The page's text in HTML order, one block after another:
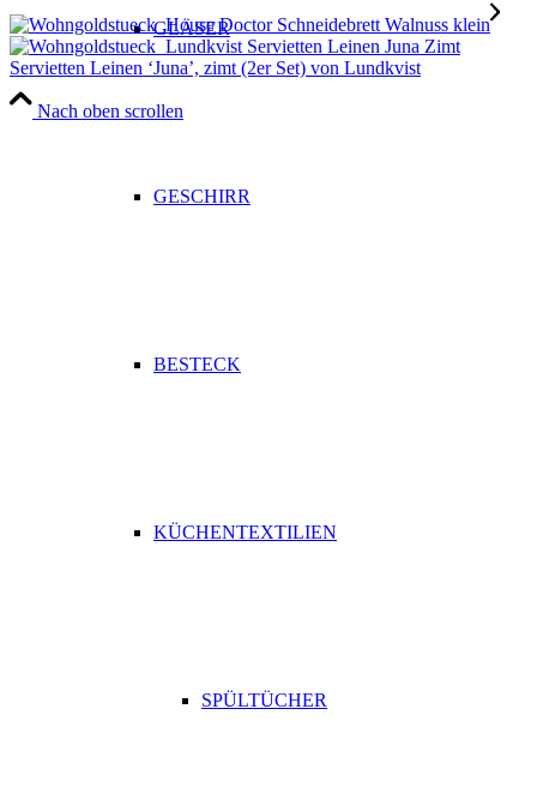
GLÄSER
GESCHIRR
BESTECK
KÜCHENTEXTILIEN
SPÜLTÜCHER
Servietten Leinen ‘Juna’, zimt (2er Set) von Lundkvist
Nach oben scrollen